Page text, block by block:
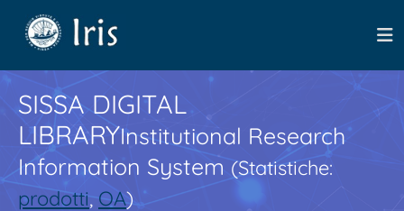
SISSA DIGITAL
LIBRARYInstitutional Research
Information System(Statistiche:
prodotti,OA)